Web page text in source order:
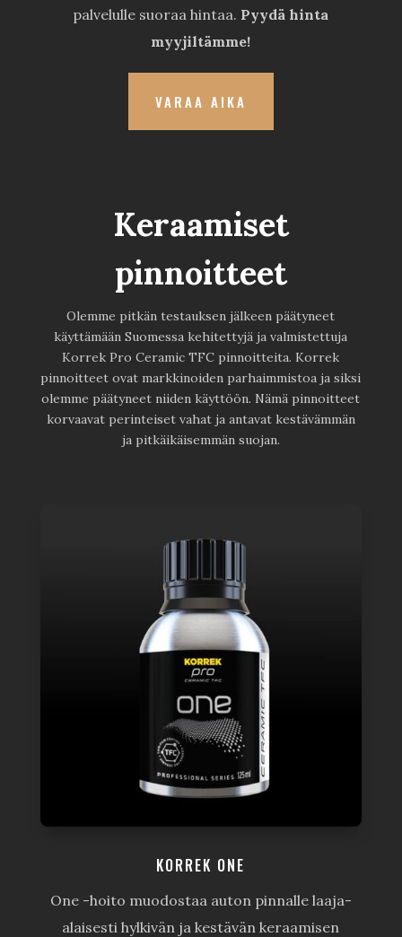
palvelulle suoraa hintaa. Pyydä hinta
myyjiltämme!
VARAA AIKA
Keraamiset
pinnoitteet
Olemme pitkän testauksen jälkeen päätyneet
käyttämään Suomessa kehitettyjä ja valmistettuja
Korrek Pro Ceramic TFC pinnoitteita. Korrek
pinnoitteet ovat markkinoiden parhaimmistoa ja siksi
olemme päätyneet niiden käyttöön. Nämä pinnoitteet
korvaavat perinteiset vahat ja antavat kestävämmän
ja pitkäikäisemmän suojan.
KORREK ONE
One -hoito muodostaa auton pinnalle laaja-
alaisesti hylkivän ja kestävän keraamisen